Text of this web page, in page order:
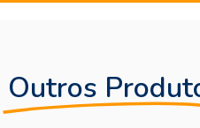
Outros